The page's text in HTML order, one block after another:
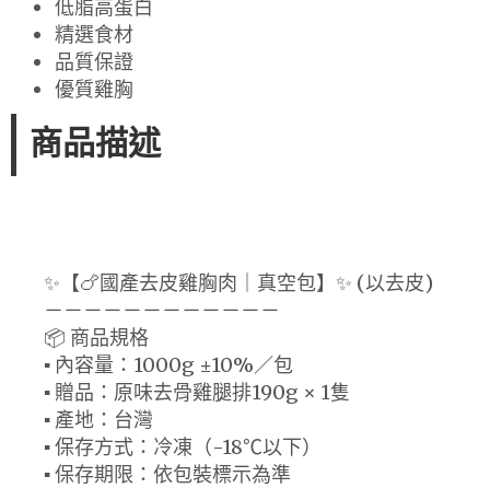
低脂高蛋白
精選食材
品質保證
優質雞胸
商品描述
✨【🍗國產去皮雞胸肉｜真空包】✨ (以去皮)
－－－－－－－－－－－－
📦 商品規格
▪️ 內容量：1000g ±10%／包
▪️ 贈品：原味去骨雞腿排190g × 1隻
▪️ 產地：台灣
▪️ 保存方式：冷凍（-18℃以下）
▪️ 保存期限：依包裝標示為準